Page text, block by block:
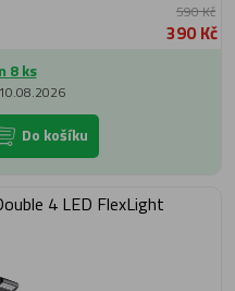
590 Kč
390 Kč
8 ks
Do košíku
4 LED FlexLight